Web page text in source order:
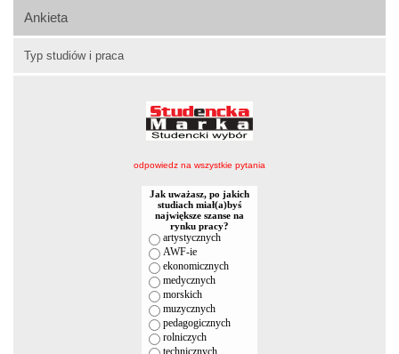
Ankieta
Typ studiów i praca
odpowiedz na wszystkie pytania